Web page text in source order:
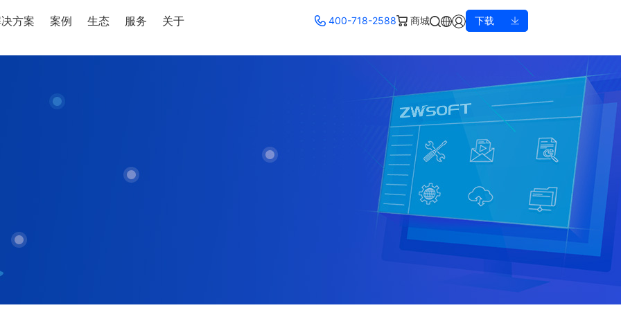
方案 案例 生态 服务 关于 400-718-2588 商城 下载